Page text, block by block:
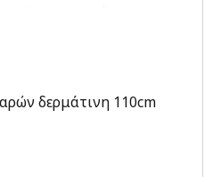
δερμάτινη 110cm